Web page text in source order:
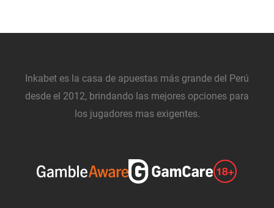
Inkabet es la casa de apuestas más grande del Perú
desde el 2012, brindando las mejores opciones para
los jugadores mas exigentes.